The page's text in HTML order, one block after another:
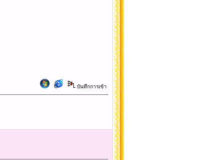
บันทึกการเข้า